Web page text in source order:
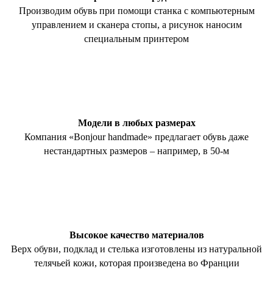
Производим обувь при помощи станка с компьютерным
управлением и сканера стопы, а рисунок наносим
специальным принтером
Модели в любых размерах
Компания «Bonjour handmade» предлагает обувь даже
нестандартных размеров – например, в 50-м
Высокое качество материалов
Верх обуви, подклад и стелька изготовлены из натуральной
телячьей кожи, которая произведена во Франции